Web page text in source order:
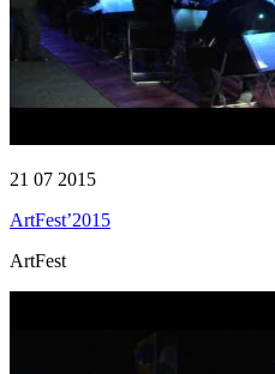
21 07 2015
ArtFest’2015
ArtFest